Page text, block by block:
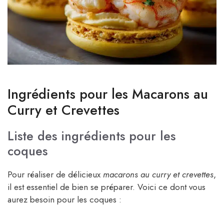
Ingrédients pour les Macarons au
Curry et Crevettes
Liste des ingrédients pour les
coques
Pour réaliser de délicieux macarons au curry et crevettes,
il est essentiel de bien se préparer. Voici ce dont vous
aurez besoin pour les coques :